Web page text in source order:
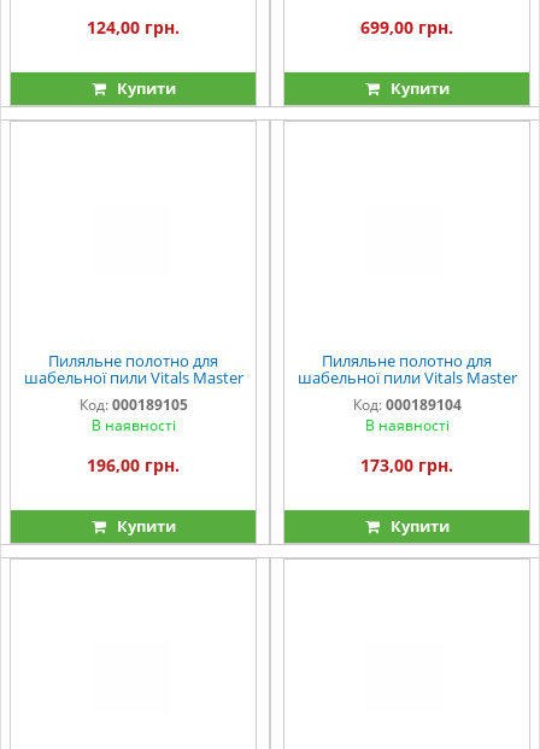
124,00 грн.
Купити
699,00 грн.
Купити
Пиляльне полотно для
шабельної пили Vitals Master
S1122HF 2 од.
Код: 000189105
В наявності
196,00 грн.
Купити
Пиляльне полотно для
шабельної пили Vitals Master
S 922 AF 2 од.
Код: 000189104
В наявності
173,00 грн.
Купити